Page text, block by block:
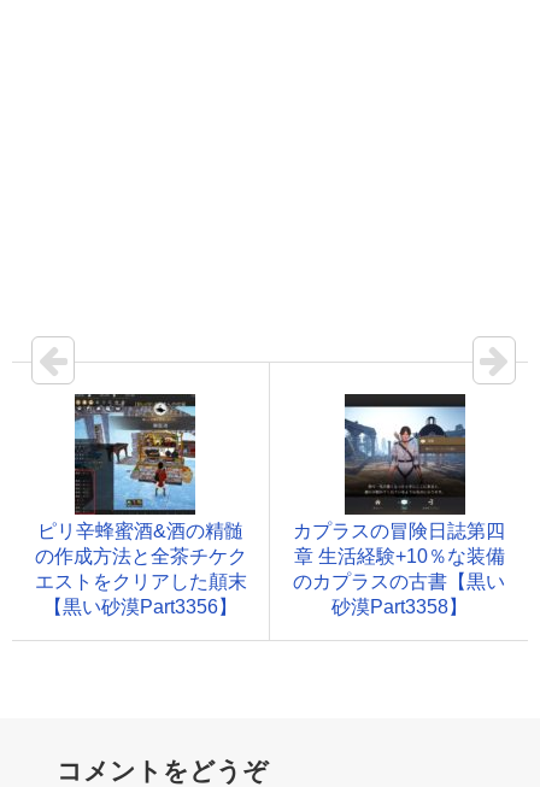
ピリ辛蜂蜜酒&酒の精髄
の作成方法と全茶チケク
エストをクリアした顛末
【黒い砂漠Part3356】
カプラスの冒険日誌第四
章 生活経験+10％な装備
のカプラスの古書【黒い
砂漠Part3358】
コメントをどうぞ